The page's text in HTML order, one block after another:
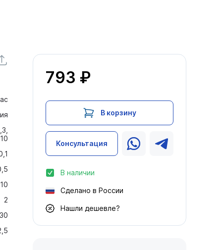
10
2
30
793 ₽
В корзину
Консультация
В наличии
Сделано в России
Нашли дешевле?